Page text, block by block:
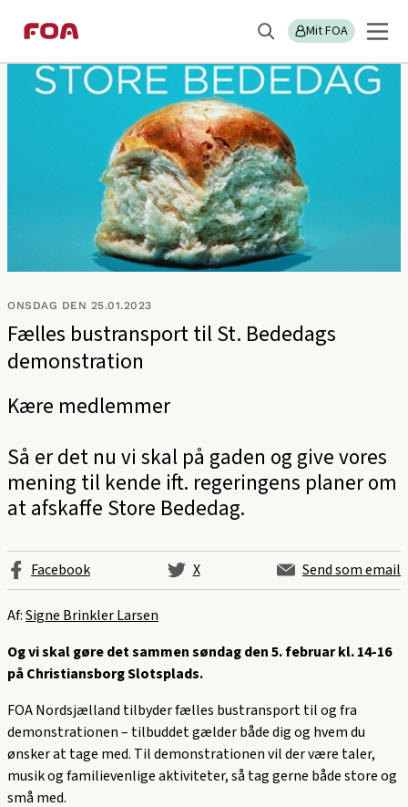
til
hovedindhold
til
hovedmenu
Søg Mit FOA
menu
FOA Nordsjælland
ONSDAG DEN 25.01.2023
Fælles bustransport til St. Bededags
demonstration
Kære medlemmer
Så er det nu vi skal på gaden og give vores
mening til kende ift. regeringens planer om
at afskaffe Store Bededag.
Facebook X Send som email
Af:Signe Brinkler Larsen
Og vi skal gøre det sammen søndag den 5. februar kl. 14-16
på Christiansborg Slotsplads.
FOA Nordsjælland tilbyder fælles bustransport til og fra
demonstrationen – tilbuddet gælder både dig og hvem du
ønsker at tage med. Til demonstrationen vil der være taler,
musik og familievenlige aktiviteter, så tag gerne både store og
små med.